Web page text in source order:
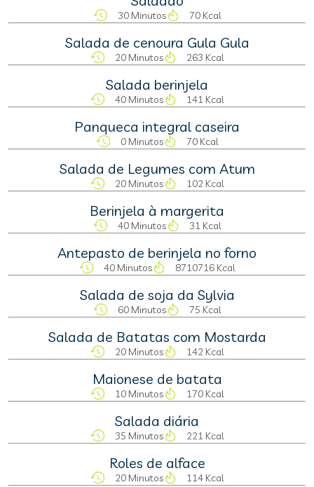
30 Minutos 70 Kcal
Salada de cenoura Gula Gula
20 Minutos 263 Kcal
Salada berinjela
40 Minutos 141 Kcal
Panqueca integral caseira
0 Minutos 70 Kcal
Salada de Legumes com Atum
20 Minutos 102 Kcal
Berinjela à margerita
40 Minutos 31 Kcal
Antepasto de berinjela no forno
40 Minutos 8710716 Kcal
Salada de soja da Sylvia
60 Minutos 75 Kcal
Salada de Batatas com Mostarda
20 Minutos 142 Kcal
Maionese de batata
10 Minutos 170 Kcal
Salada diária
35 Minutos 221 Kcal
Roles de alface
20 Minutos 114 Kcal